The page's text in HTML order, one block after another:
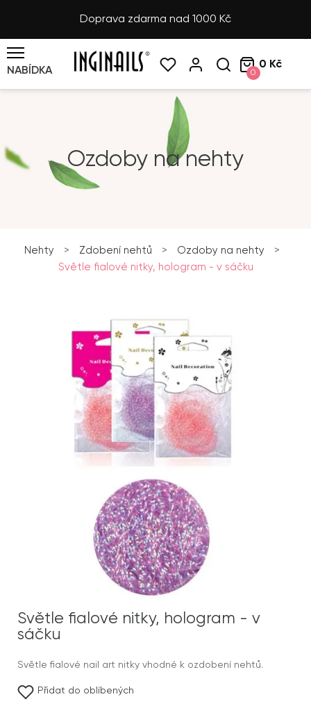
Doprava zdarma nad 1000 Kč
NABÍDKA 0
0 Kč
Ozdoby na nehty
Nehty > Zdobení nehtů > Ozdoby na nehty
>
Světle fialové nitky, hologram - v sáčku
Světle fialové nitky, hologram - v
sáčku
Světle fialové nail art nitky vhodné k ozdobení nehtů.
Přidat do oblíbených